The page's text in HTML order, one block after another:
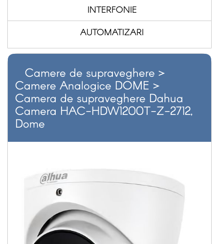
INTERFONIE
AUTOMATIZARI
Camere de supraveghere >
Camere Analogice DOME >
Camera de supraveghere Dahua
Camera HAC-HDW1200T-Z-2712,
Dome